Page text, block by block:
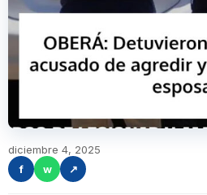
diciembre 4, 2025
f
w ↗